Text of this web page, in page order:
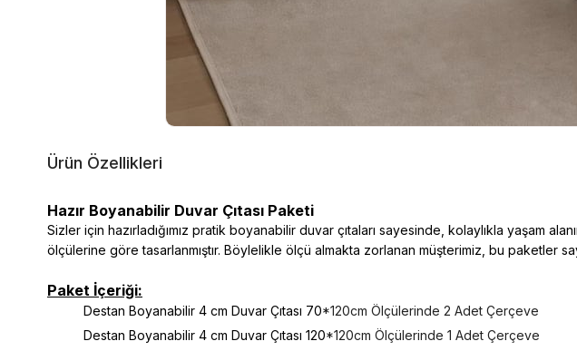
Ürün Özellikleri
Hazır Boyanabilir Duvar Çıtası Paketi
Sizler için hazırladığımız pratik boyanabilir duvar çıtaları sayesinde, kolaylıkla yaşam
ölçülerine göre tasarlanmıştır. Böylelikle ölçü almakta zorlanan müşterimiz, bu paketler
Paket İçeriği:
Destan Boyanabilir 4 cm Duvar Çıtası 70*120cm Ölçülerinde 2 Adet Çerçeve
Destan Boyanabilir 4 cm Duvar Çıtası 120*120cm Ölçülerinde 1 Adet Çerçeve